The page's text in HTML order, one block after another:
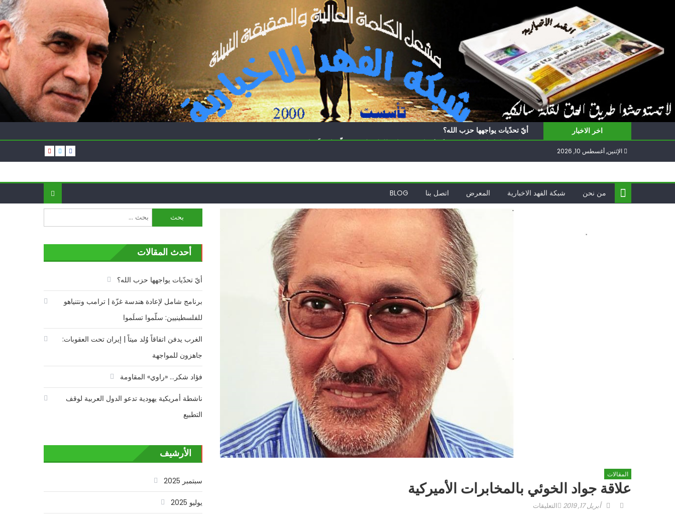
اخر الاخبار
أيّ تحدّيات يواجهها حزب الله؟
برنامج شامل لإعادة هندسة غزّة | ترامب ونتنياهو للفلسطينيين: سلّموا تسلَموا
ناشطة أمريكية يهودية تدعو الدول العربية لوقف التطبيع
الإثنين, أغسطس 10, 2026
BLOG اتصل بنا المعرض شبكة الفهد الاخبارية من نحن
المقالات
علاقة جواد الخوئي بالمخابرات الأميركية
Posted
أبريل 17, 2019Author التعليقات
البحث
عن:
أحدث المقالات
أيّ تحدّيات يواجهها حزب الله؟
برنامج شامل لإعادة هندسة غزّة | ترامب ونتنياهو
للفلسطينيين: سلّموا تسلَموا
الغرب يدفن اتفاقاً وُلد ميتاً | إيران تحت العقوبات:
جاهزون للمواجهة
فؤاد شكر… «راوي» المقاومة
ناشطة أمريكية يهودية تدعو الدول العربية لوقف
التطبيع
الأرشيف
سبتمبر 2025
يوليو 2025